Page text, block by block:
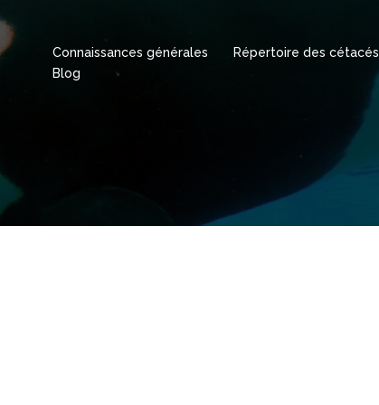
Connaissances générales Répertoire des cétacés
Blog